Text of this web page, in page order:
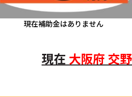
現在補助金はありません
現在 大阪府 交